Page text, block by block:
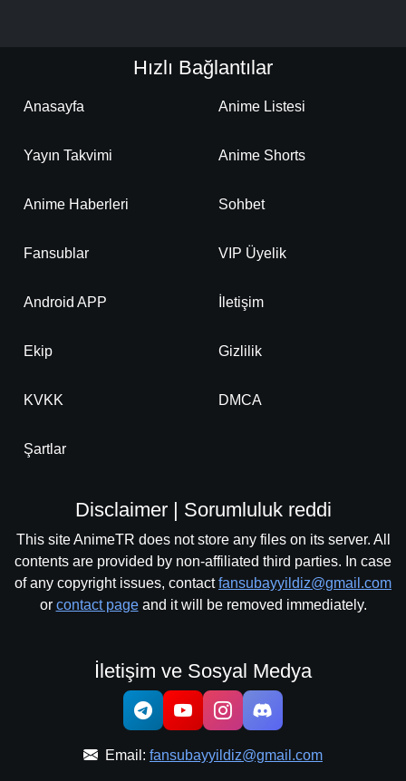
Hızlı Bağlantılar
Anasayfa Anime Listesi
Yayın Takvimi Anime Shorts
Anime Haberleri Sohbet
Fansublar VIP Üyelik
Android APP İletişim
Ekip Gizlilik
KVKK DMCA
Şartlar
Disclaimer | Sorumluluk reddi
This site AnimeTR does not store any files on its server. All
contents are provided by non-affiliated third parties. In case
of any copyright issues, contactfansubayyildiz@gmail.com
or contact pageand it will be removed immediately.
İletişim ve Sosyal Medya
Email: fansubayyildiz@gmail.com